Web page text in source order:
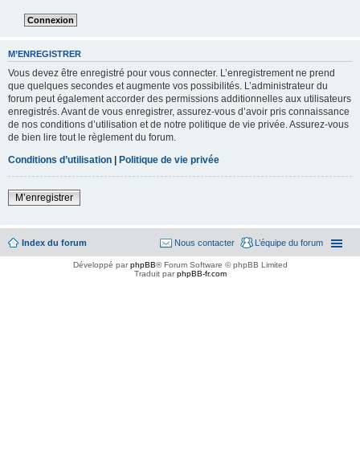
M’ENREGISTRER
Vous devez être enregistré pour vous connecter. L’enregistrement ne prend
que quelques secondes et augmente vos possibilités. L’administrateur du
forum peut également accorder des permissions additionnelles aux utilisateurs
enregistrés. Avant de vous enregistrer, assurez-vous d’avoir pris connaissance
de nos conditions d’utilisation et de notre politique de vie privée. Assurez-vous
de bien lire tout le règlement du forum.
Conditions d’utilisation | Politique de vie privée
M’enregistrer
Index du forum L’équipe du forum
Nous contacter
Développé parphpBB® Forum Software © phpBB Limited
Traduit parphpBB-fr.com